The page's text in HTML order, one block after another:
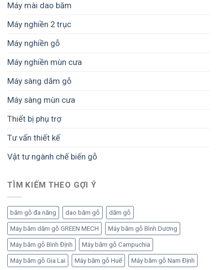
Máy mài dao băm
Máy nghiền 2 trục
Máy nghiền gỗ
Máy nghiền mùn cưa
Máy sàng dăm gỗ
Máy sàng mùn cưa
Thiết bị phụ trợ
Tư vấn thiết kế
Vật tư ngành chế biến gỗ
TÌM KIẾM THEO GỢI Ý
băm gỗ đa năng dao băm gỗ dăm gỗ
Máy băm dăm gỗ GREEN MECH Máy băm gỗ Bình Dương
Máy băm gỗ Bình Định Máy băm gỗ Campuchia
Máy băm gỗ Gia Lai Máy băm gỗ Huế Máy băm gỗ Nam Định